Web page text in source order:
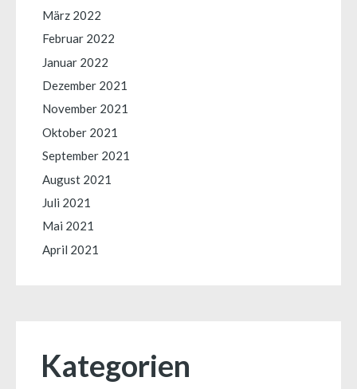
März 2022
Februar 2022
Januar 2022
Dezember 2021
November 2021
Oktober 2021
September 2021
August 2021
Juli 2021
Mai 2021
April 2021
Kategorien